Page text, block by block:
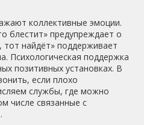
коллективные эмоции.
блестит» предупреждает о
найдёт» поддерживает
Психологическая поддержка
позитивных установках. В
если плохо
службы, где можно
числе связанные с